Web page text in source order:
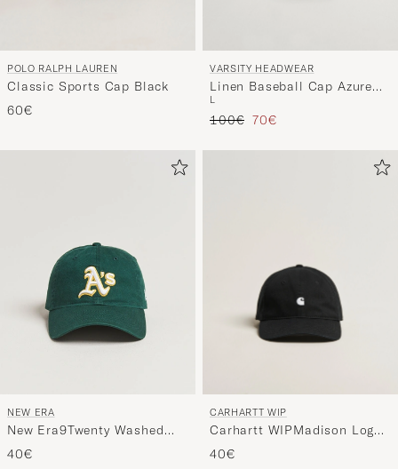
POLO RALPH LAUREN
Classic Sports Cap Black
60€
VARSITY HEADWEAR
Linen Baseball Cap Azure
Blue
L
Tavallinen hinta
100€ Alennettu hinta
70€
NEW ERA
New Era9Twenty Washed
Cotton CapOakland
Athletics
40€
CARHARTT WIP
Carhartt WIPMadison Logo
CapBlack
40€